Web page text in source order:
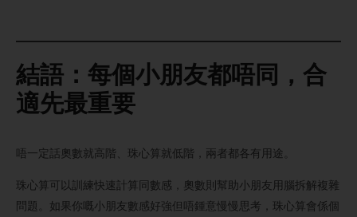
結語：每個小朋友都唔同，合
適先最重要
唔一定話奧數就高階、珠心算就低階，兩者都各有用途。
珠心算可以訓練快速計算同數感，奧數則幫助小朋友用腦拆解複雜
問題。如果你嘅小朋友數感好強但唔鍾意慢慢思考，珠心算會係個